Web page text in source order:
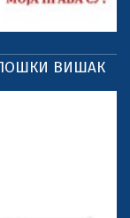
ВИШАК